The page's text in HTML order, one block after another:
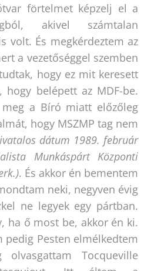
förtelmet képzelj el a
akivel számtalan
volt. És megkérdeztem az
a vezetőséggel szemben
hogy ez mit keresett
belépett az MDF-be.
meg a Bíró miatt előzőleg
hogy MSZMP tag nem
dátum 1989. február
Munkáspárt Központi
. És akkor én bementem
neki, negyven évig
kel ne legyek egy pártban.
ha ő most be, akkor én ki.
Pesten elmélkedtem
Tocqueville